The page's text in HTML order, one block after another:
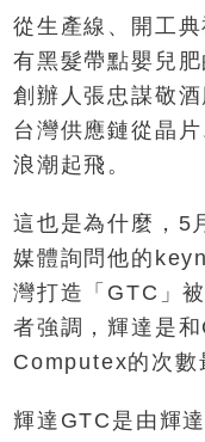
從生產線、開工
有黑髮帶點嬰兒
創辦人張忠謀敬
台灣供應鏈從晶
浪潮起飛。
這也是為什麼，5
媒體詢問他的
灣打造「GTC」
者強調，輝達是
Computex的次數
輝達GTC是由輝